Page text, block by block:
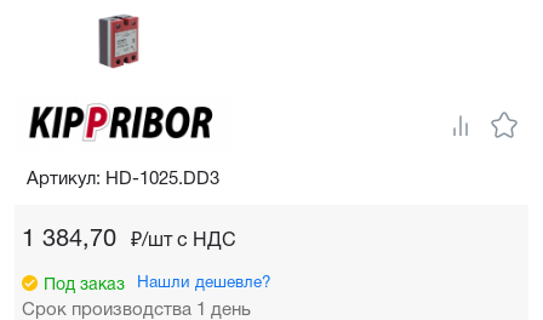
1 384,70 ₽/шт c НДС
Под заказ Нашли дешевле?
Срок производства 1 день
Артикул: HD-1025.DD3